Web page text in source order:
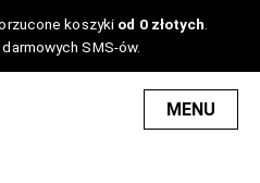
koszyki od 0 złotych
SMS-ów.
MENU